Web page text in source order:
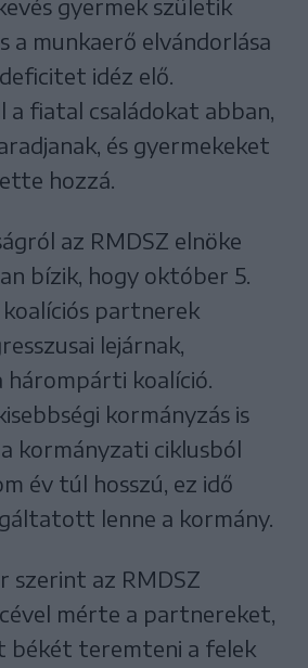
gyermek születik
a munkaerő elvándorlása
idéz elő.
a fiatal családokat abban,
és gyermekeket
hozzá.
az RMDSZ elnöke
bízik, hogy október 5.
partnerek
lejárnak,
hárompárti koalíció.
kormányzás is
kormányzati ciklusból
év túl hosszú, ez idő
lenne a kormány.
szerint az RMDSZ
mérte a partnereket,
békét teremteni a felek